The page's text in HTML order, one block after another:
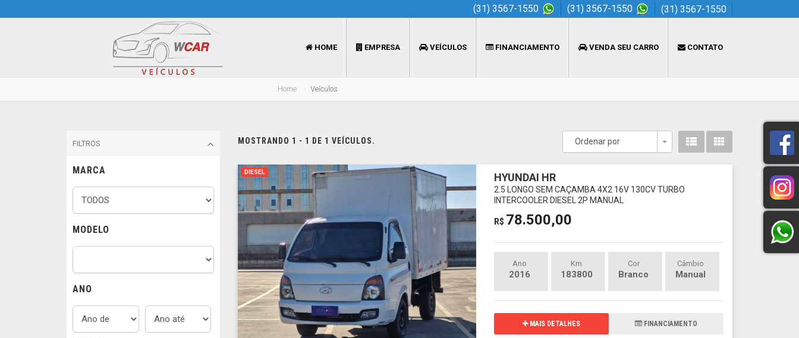
(31) 3567-1550 (31) 3567-1550 (31) 3567-1550
HOME EMPRESA VEÍCULOS FINANCIAMENTO VENDA SEU CARRO CONTATO
Home Veículos
FILTROS
MARCA
MODELO
ANO
MOSTRANDO 1 - 1 DE 1 VEÍCULOS. Ordenar por
Toggle Dropdown
DIESEL HYUNDAI HR
2.5 LONGO SEM CAÇAMBA 4X2 16V 130CV TURBO
INTERCOOLER DIESEL 2P MANUAL
R$ 78.500,00
Ano
2016
Km
183800
Cor
Branco
Câmbio
Manual
MAIS DETALHES FINANCIAMENTO